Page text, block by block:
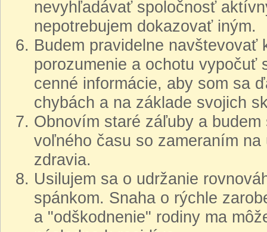
nevyhľadávať spoločnosť
nepotrebujem dokazovať iným.
Budem pravidelne navštevovať
porozumenie a ochotu vypočuť
cenné informácie, aby som sa
chybách a na základe svojich
Obnovím staré záľuby a
voľného času so zameraním
zdravia.
Usilujem sa o udržanie
spánkom. Snaha o rýchle
a "odškodnenie" rodiny ma